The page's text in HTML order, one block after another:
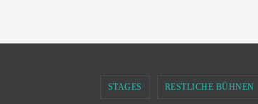
STAGES RESTLICHE BÜHNEN